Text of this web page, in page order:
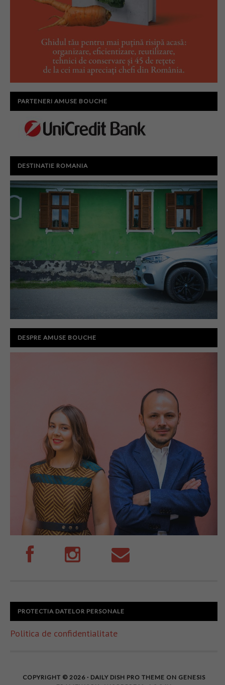
PARTENERI AMUSE BOUCHE
DESTINATIE ROMANIA
DESPRE AMUSE BOUCHE
PROTECTIA DATELOR PERSONALE
Politica de confidentialitate
COPYRIGHT © 2026 · DAILY DISH PRO THEME ON GENESIS